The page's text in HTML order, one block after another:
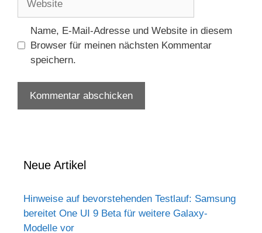
Name, E-Mail-Adresse und Website in diesem
Browser für meinen nächsten Kommentar
speichern.
Neue Artikel
Hinweise auf bevorstehenden Testlauf: Samsung
bereitet One UI 9 Beta für weitere Galaxy-
Modelle vor